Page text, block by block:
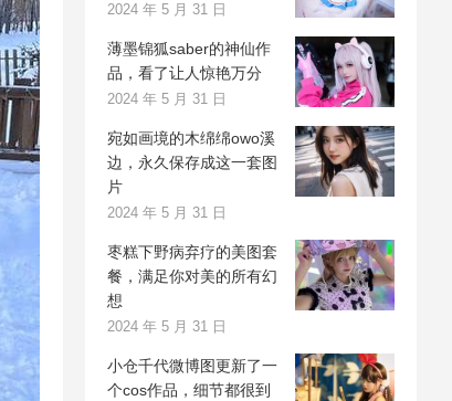
2024 年 5 月 31 日
薄墨锦狐saber的神仙作
品，看了让人惊艳万分
2024 年 5 月 31 日
宛如画境的木绵绵owo溪
边，永久保存成这一套图
片
2024 年 5 月 31 日
枣糕下野病弃疗的美图套
餐，满足你对美的所有幻
想
2024 年 5 月 31 日
小仓千代微博图更新了一
个cos作品，细节都很到